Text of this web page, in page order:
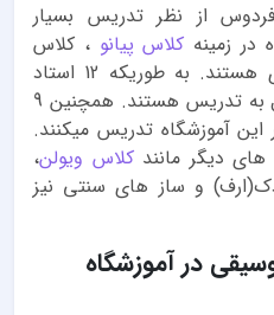
از نظر تدریس بسیار
در زمینه کلاس پیانو ، کلاس
گیتار و کلاس آواز بسیار قوی هستند. به طوریکه 12 استاد
پیانو در این آموزشگاه مشغول به تدریس هستند. همچنین 9
آواز در این آموزشگاه تدریس میکنند.
های دیگر مانندکلاس ویولن،
و ساز های سنتی نیز
در آموزشگاه